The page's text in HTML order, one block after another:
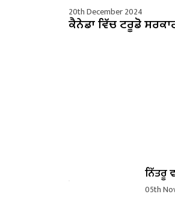
20th December 2024
ਕੈਨੇਡਾ ਵਿੱਚ ਟਰੂਡੋ
ਨਿੱਤਰੂ
05th